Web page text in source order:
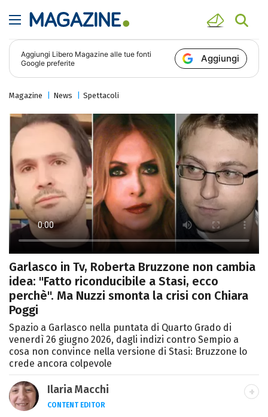
Aggiungi Libero Magazine alle tue fonti
Google preferite
Aggiungi
Magazine News Spettacoli
Garlasco in Tv, Roberta Bruzzone non cambia
idea: "Fatto riconducibile a Stasi, ecco
perchè". Ma Nuzzi smonta la crisi con Chiara
Poggi
Spazio a Garlasco nella puntata di Quarto Grado di
venerdì 26 giugno 2026, dagli indizi contro Sempio a
cosa non convince nella versione di Stasi: Bruzzone lo
crede ancora colpevole
Ilaria Macchi
CONTENT EDITOR